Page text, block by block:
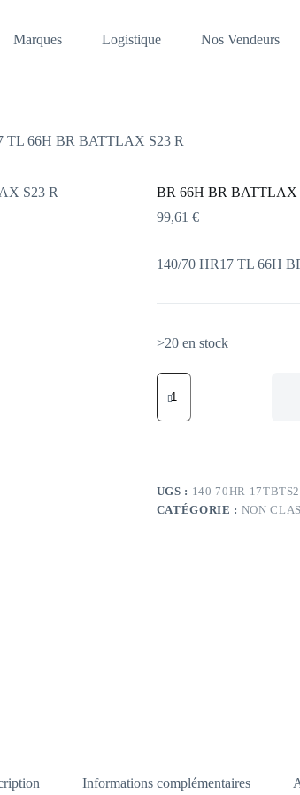
Marques Logistique Nos Vendeurs
TL 66H BR BATTLAX S23 R
BR 66H BR BATTLAX
99,61 €
140/70 HR17 TL 66H
>20 en stock
quantité
de
66H
BATTLAX
R
140/70
HR17
UGS : 140 70HR
CATÉGORIE : NON
Informations complémentaires